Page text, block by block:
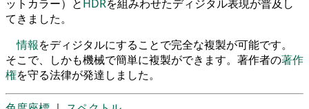
ットカラー）とHDRを組みわせたディジタル表現が普及し
てきました。
情報をディジタルにすることで完全な複製が可能です。
そこで、しかも機械で簡単に複製ができます。著作者の著作
権を守る法律が発達しました。